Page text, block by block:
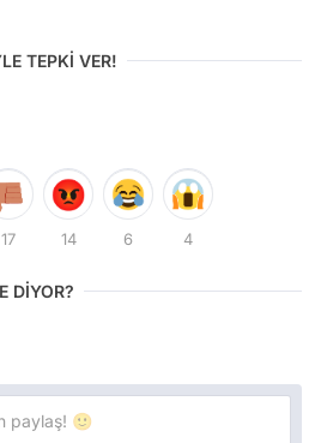
TEPKİ VER!
17 14 6 4
DİYOR?